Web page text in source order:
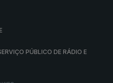
PÚBLICO DE RÁDIO E